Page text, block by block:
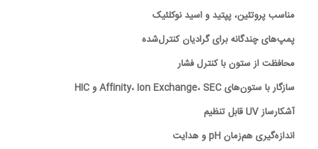
مناسب پروتئین، پپتید و اسید نوکلئیک
پمپ‌های چندگانه برای گرادیان کنترل‌شده
محافظت از ستون با کنترل فشار
سازگار با ستون‌های Affinity، Ion Exchange، SEC و HIC
آشکارساز UV قابل تنظیم
اندازه‌گیری هم‌زمان pH و هدایت